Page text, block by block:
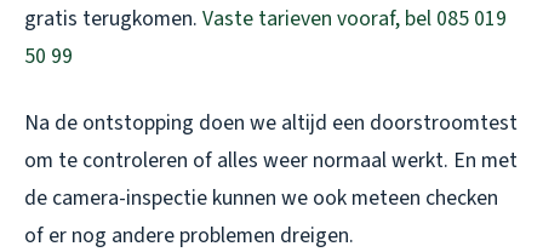
gratis terugkomen. Vaste tarieven vooraf, bel 085 019
50 99
Na de ontstopping doen we altijd een doorstroomtest
om te controleren of alles weer normaal werkt. En met
de camera-inspectie kunnen we ook meteen checken
of er nog andere problemen dreigen.